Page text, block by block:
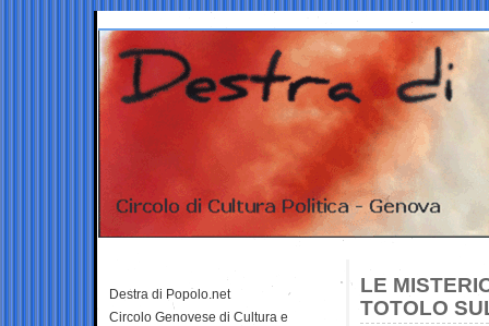
LE
TOTOLO
Destra di Popolo.net
Circolo Genovese di Cultura e